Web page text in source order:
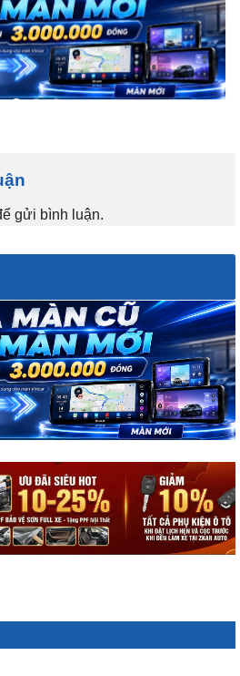
gửi bình luận.